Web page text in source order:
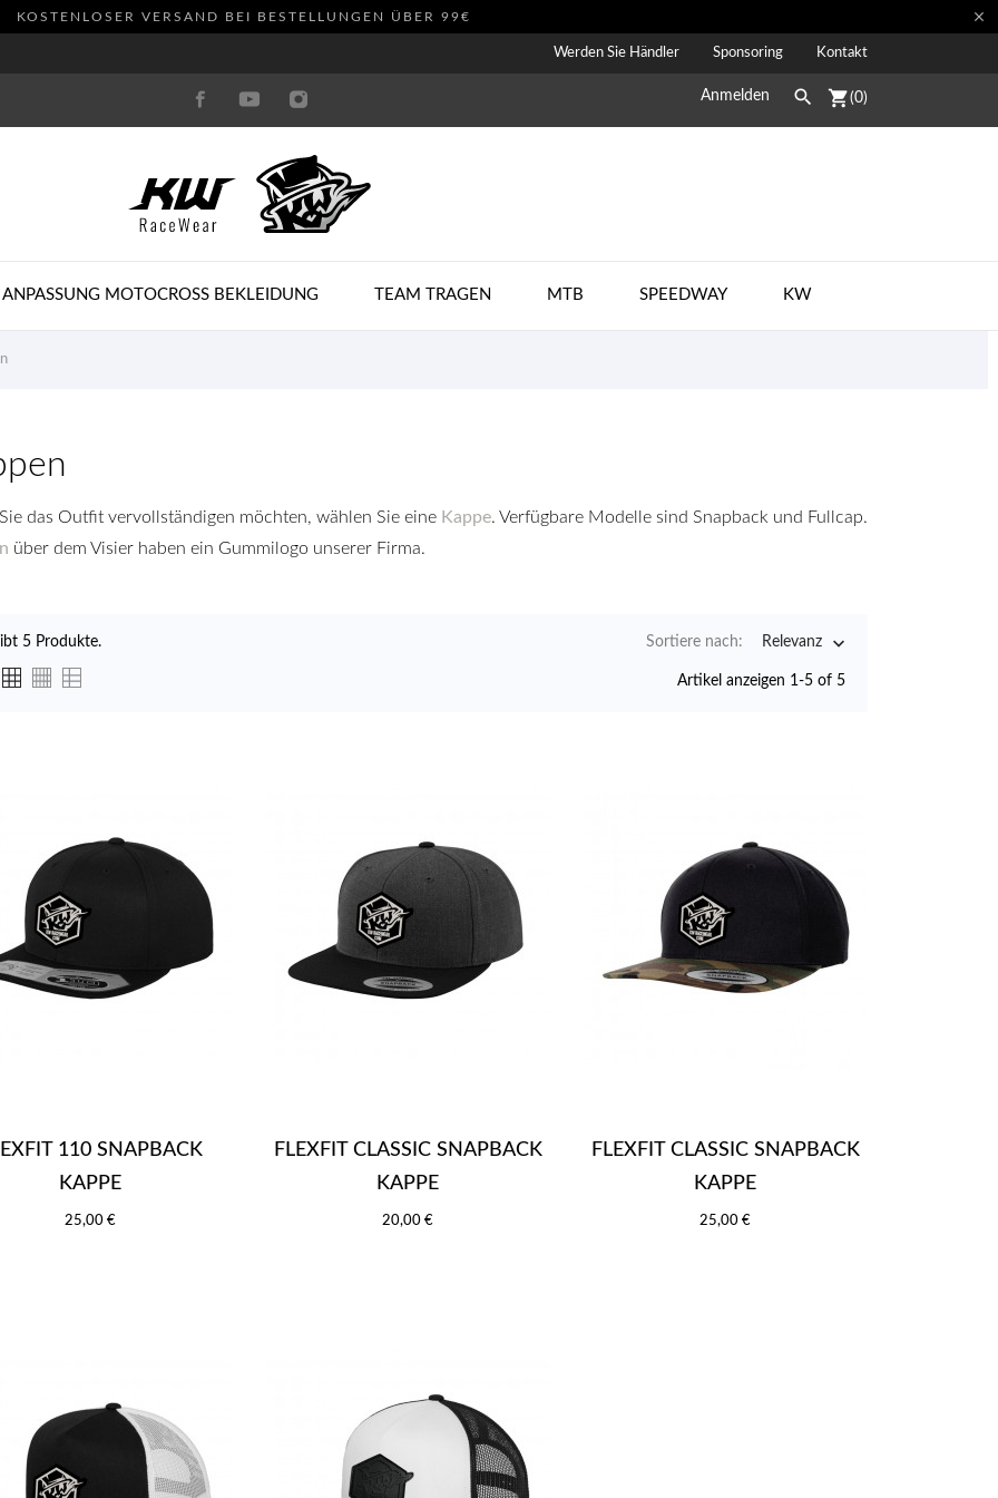
KOSTENLOSER VERSAND BEI BESTELLUNGEN ÜBER 99€ 
Werden Sie Händler Sponsoring Kontakt
Anmelden  shopping_cart(0)
MOTOCROSS BEKLEIDUNG TEAM TRAGEN MTB SPEEDWAY KW
das Outfit vervollständigen möchten, wählen Sie eine Kappe. Verfügbare Modelle sind Snapback und Fullcap.
über dem Visier haben ein Gummilogo unserer Firma.
5 Produkte. Sortiere nach: Relevanz 
Artikel anzeigen 1-5 of 5
110 SNAPBACK
KAPPE
25,00 €
FLEXFIT CLASSIC SNAPBACK
KAPPE
20,00 €
FLEXFIT CLASSIC SNAPBACK
KAPPE
25,00 €